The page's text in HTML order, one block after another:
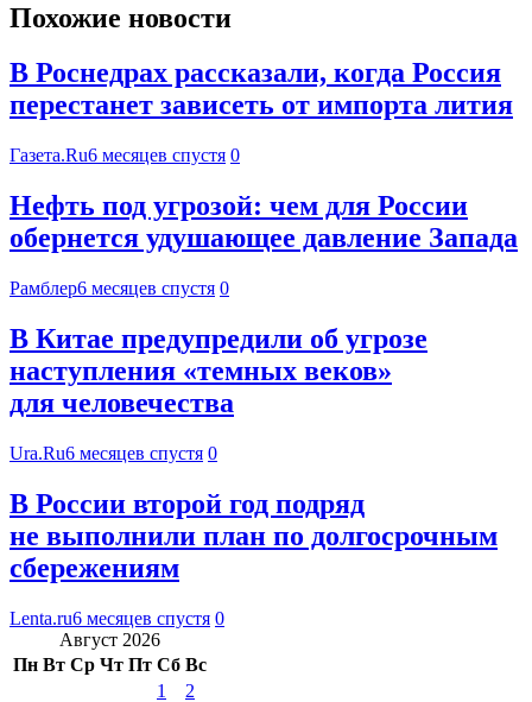
Похожие новости
В Роснедрах рассказали, когда Россия
перестанет зависеть от импорта лития
Газета.Ru6 месяцев спустя 0
Нефть под угрозой: чем для России
обернется удушающее давление Запада
Рамблер6 месяцев спустя 0
В Китае предупредили об угрозе
наступления «темных веков»
для человечества
Ura.Ru6 месяцев спустя 0
В России второй год подряд
не выполнили план по долгосрочным
сбережениям
Lenta.ru6 месяцев спустя 0
Август 2026
Пн Вт Ср Чт Пт Сб Вс
1
2